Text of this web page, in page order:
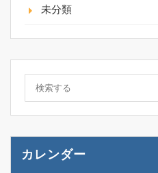
未分類
カレンダー